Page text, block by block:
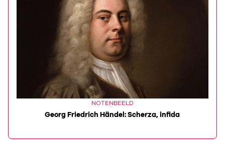
NOTENBEELD
Georg Friedrich Händel: Scherza, infida